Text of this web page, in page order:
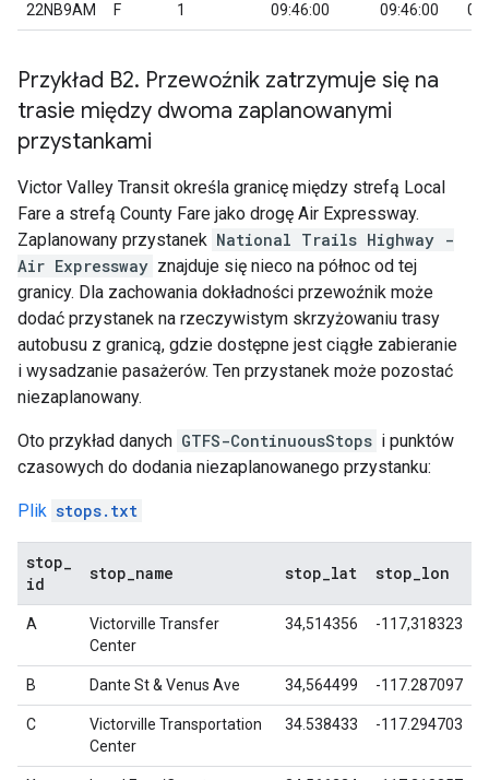
22NB9AM F 1 09:46:00 09:46:00 0
Przykład B2. Przewoźnik zatrzymuje się na
trasie między dwoma zaplanowanymi
przystankami
Victor Valley Transit określa granicę między strefą Local
Fare a strefą County Fare jako drogę Air Expressway.
Zaplanowany przystanek National Trails Highway -
Air Expressway znajduje się nieco na północ od tej
granicy. Dla zachowania dokładności przewoźnik może
dodać przystanek na rzeczywistym skrzyżowaniu trasy
autobusu z granicą, gdzie dostępne jest ciągłe zabieranie
i wysadzanie pasażerów. Ten przystanek może pozostać
niezaplanowany.
Oto przykład danych GTFS-ContinuousStops i punktów
czasowych do dodania niezaplanowanego przystanku:
Plik stops.txt
stop
id
stop name stop lat stop lon
A
Victorville Transfer
Center
34,514356 -117,318323
B Dante St & Venus Ave 34,564499 -117.287097
C
Victorville Transportation
Center
34.538433 -117.294703